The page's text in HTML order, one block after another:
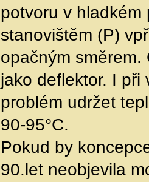
potvoru v
stanovištěm (P)
opačným
jako deflektor. I při
problém udržet
90-95°C.
Pokud by
90.let neobjevila